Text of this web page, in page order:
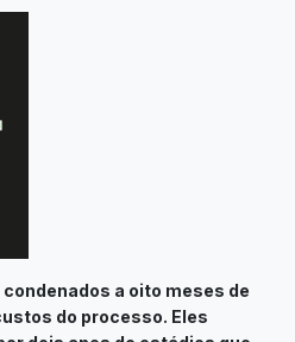
a oito meses de
do processo. Eles